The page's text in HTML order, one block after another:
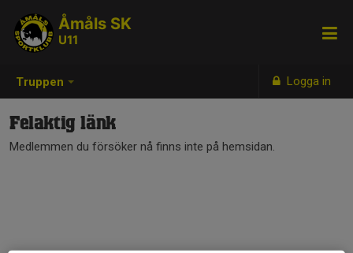
Truppen Logga in
Åmåls SK
U11
Felaktig länk
Medlemmen du försöker nå finns inte på hemsidan.